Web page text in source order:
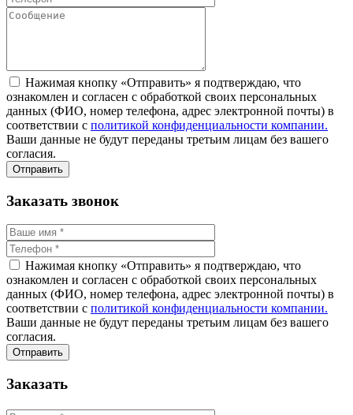
Нажимая кнопку «Отправить» я подтверждаю, что
ознакомлен и согласен с обработкой своих персональных
данных (ФИО, номер телефона, адрес электронной почты) в
соответствии с политикой конфиденциальности компании.
Ваши данные не будут переданы третьим лицам без вашего
согласия.
Заказать звонок
Нажимая кнопку «Отправить» я подтверждаю, что
ознакомлен и согласен с обработкой своих персональных
данных (ФИО, номер телефона, адрес электронной почты) в
соответствии с политикой конфиденциальности компании.
Ваши данные не будут переданы третьим лицам без вашего
согласия.
Заказать